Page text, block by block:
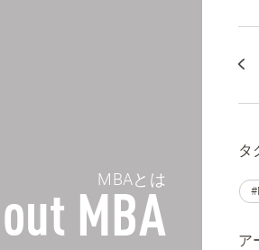
MBAとは
MBA
タ
ア